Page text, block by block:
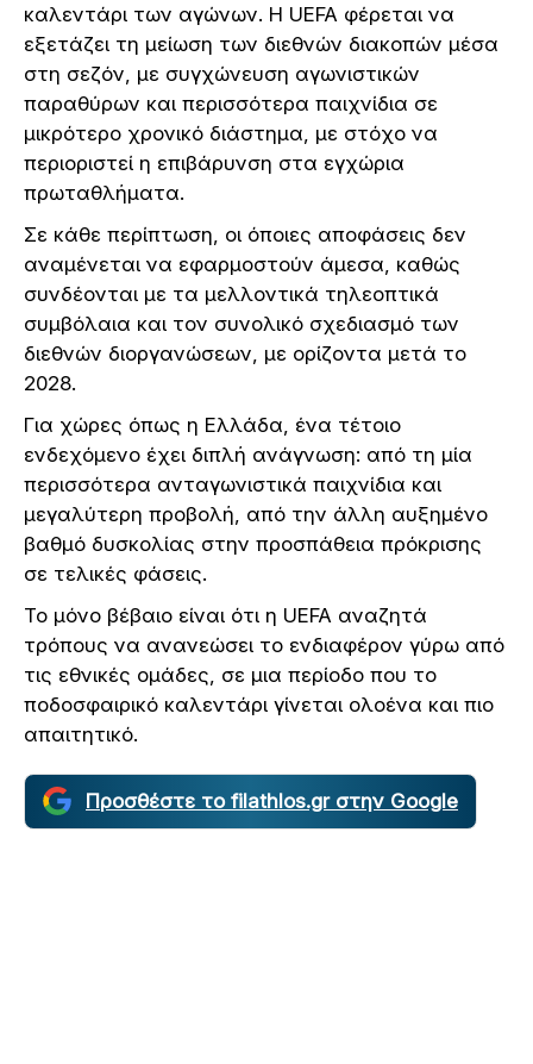
καλεντάρι των αγώνων. Η UEFA φέρεται να
εξετάζει τη μείωση των διεθνών διακοπών μέσα
στη σεζόν, με συγχώνευση αγωνιστικών
παραθύρων και περισσότερα παιχνίδια σε
μικρότερο χρονικό διάστημα, με στόχο να
περιοριστεί η επιβάρυνση στα εγχώρια
πρωταθλήματα.
Σε κάθε περίπτωση, οι όποιες αποφάσεις δεν
αναμένεται να εφαρμοστούν άμεσα, καθώς
συνδέονται με τα μελλοντικά τηλεοπτικά
συμβόλαια και τον συνολικό σχεδιασμό των
διεθνών διοργανώσεων, με ορίζοντα μετά το
2028.
Για χώρες όπως η Ελλάδα, ένα τέτοιο
ενδεχόμενο έχει διπλή ανάγνωση: από τη μία
περισσότερα ανταγωνιστικά παιχνίδια και
μεγαλύτερη προβολή, από την άλλη αυξημένο
βαθμό δυσκολίας στην προσπάθεια πρόκρισης
σε τελικές φάσεις.
Το μόνο βέβαιο είναι ότι η UEFA αναζητά
τρόπους να ανανεώσει το ενδιαφέρον γύρω από
τις εθνικές ομάδες, σε μια περίοδο που το
ποδοσφαιρικό καλεντάρι γίνεται ολοένα και πιο
απαιτητικό.
Προσθέστε το filathlos.gr στην Google